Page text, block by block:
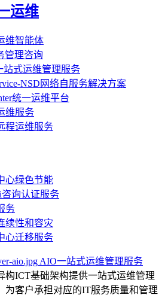
运维
维智能体
管理咨询
站式运维管理服务
NSD网络自服务解决方案
统一运维平台
维服务
程运维服务
心绿色节能
询认证服务
务
续性和容灾
心迁移服务
AIO一站式运维管理服务
构ICT基础架构提供一站式运维管理
为客户承担对应的IT服务质量和管理